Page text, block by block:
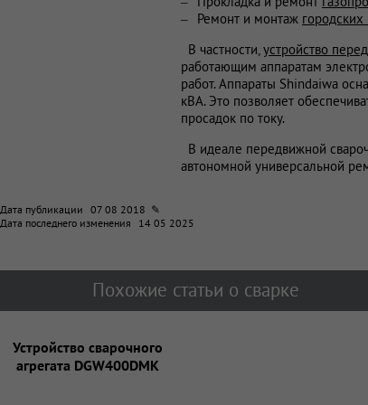
Ремонт и монтаж
В частности,устройство
работающим аппаратам
работ. Аппараты Shindaiwa
кВА. Это позволяет
просадок по току.
В идеале передвижной
автономной универсальной
Дата публикации 07 08 2018 ✎
Дата последнего изменения
14 05 2025
Похожие статьи о сварке
Устройство сварочного
агрегата DGW400DMK